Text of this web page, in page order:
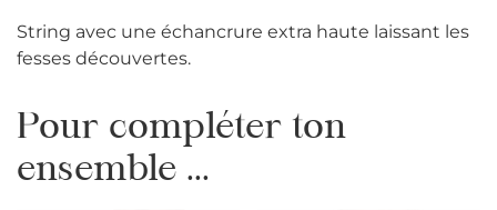
String avec une échancrure extra haute laissant les
fesses découvertes.
Pour compléter ton
ensemble ...